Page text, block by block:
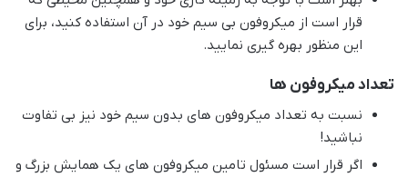
قرار است از میکروفون بی سیم خود در آن استفاده کنید، برای
این منظور بهره گیری نمایید.
تعداد میکروفون ها
نسبت به تعداد میکروفون های بدون سیم خود نیز بی تفاوت
نباشید!
اگر قرار است مسئول تامین میکروفون های یک همایش بزرگ و